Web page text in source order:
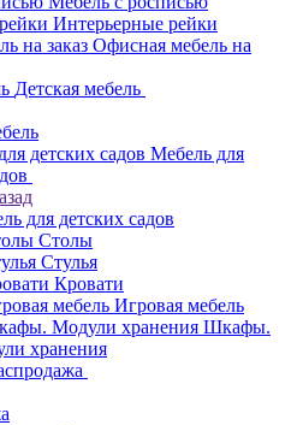
Интерьерные рейки
Офисная мебель на
Детская мебель
Мебель для
для детских садов
Столы
Стулья
Кровати
Игровая мебель
Шкафы.
хранения